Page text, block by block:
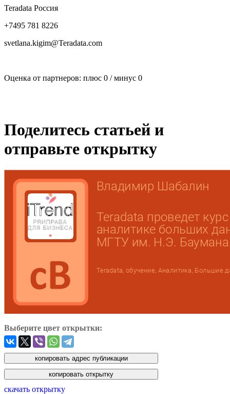
Teradata Россия
+7495 781 8226
svetlana.kigim@Teradata.com
Оценка от партнеров: плюс 0 / минус 0
Поделитесь статьей и
отправьте открытку
Выберите цвет открытки:
скачать открытку